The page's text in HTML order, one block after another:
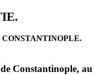
Constantinople, au